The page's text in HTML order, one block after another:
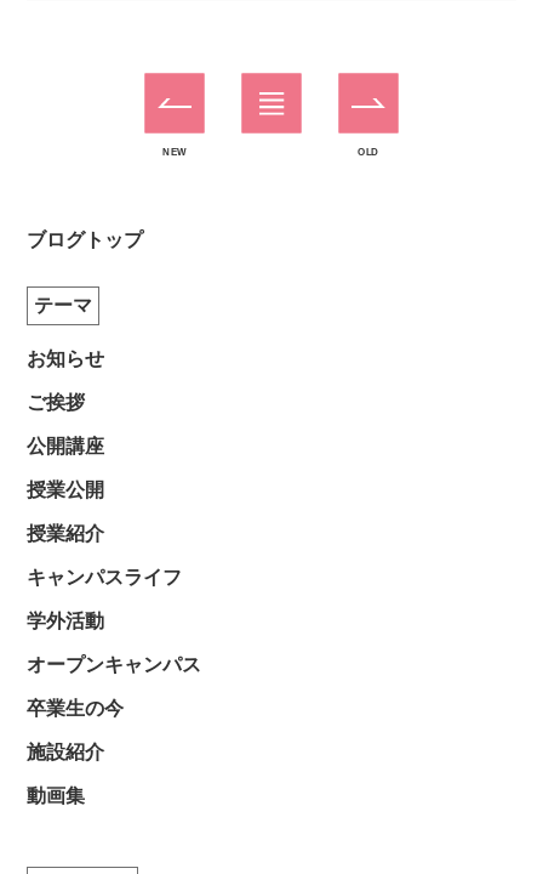
NEW OLD
ブログトップ
テーマ
お知らせ
ご挨拶
公開講座
授業公開
授業紹介
キャンパスライフ
学外活動
オープンキャンパス
卒業生の今
施設紹介
動画集